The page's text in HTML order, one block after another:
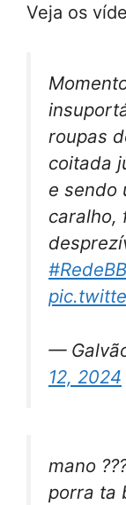
Veja os
roupas
coitada
e sendo
caralho,
—
12, 2024
mano
porra ta